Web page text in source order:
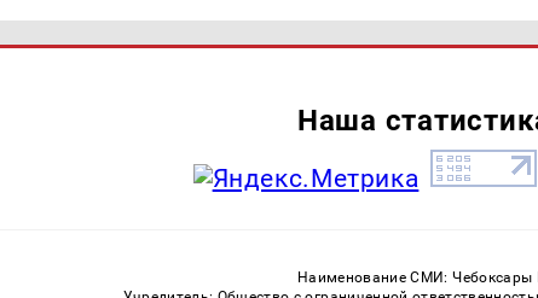
Наша
Наименование СМИ: Чебоксары